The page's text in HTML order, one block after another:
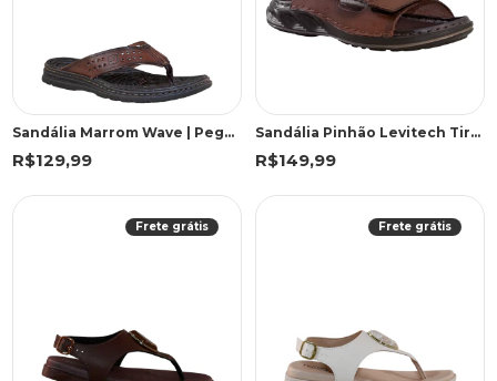
Sandália Marrom Wave | Pegada
R$129,99
Sandália Pinhão Levitech Tiras Velcro | Pegada
R$149,99
Frete grátis Frete grátis